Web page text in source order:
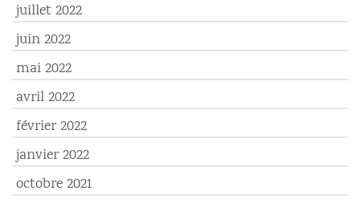
juillet 2022
juin 2022
mai 2022
avril 2022
février 2022
janvier 2022
octobre 2021